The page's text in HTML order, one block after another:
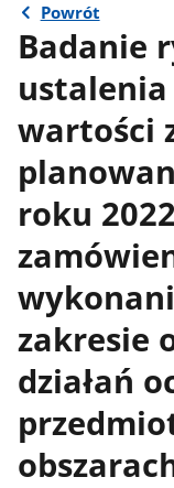
Powrót
Badanie
wartości
roku
zakresie
działań